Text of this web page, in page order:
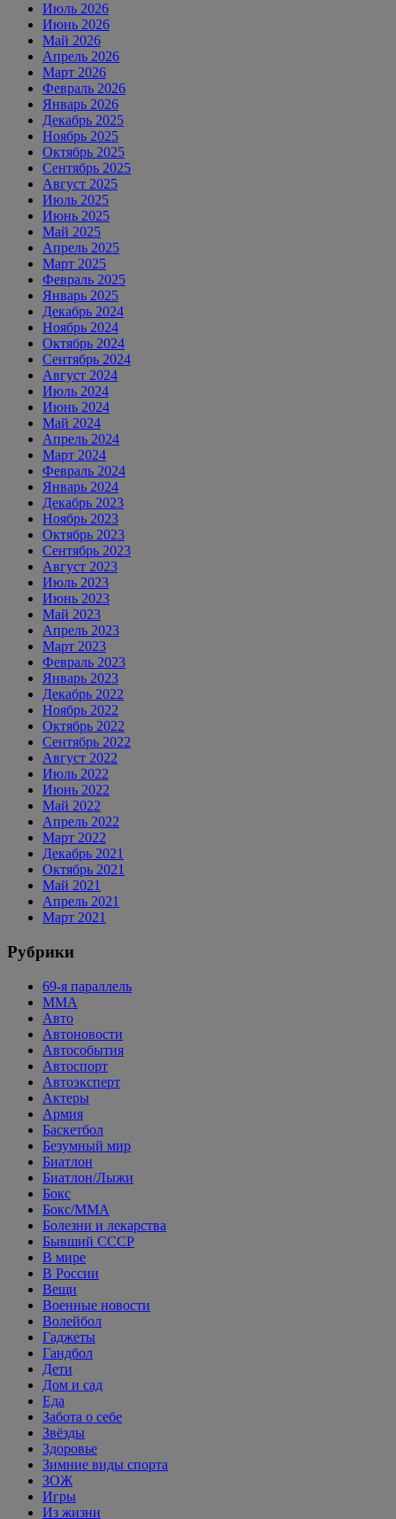
Июль 2026
Июнь 2026
Май 2026
Апрель 2026
Март 2026
Февраль 2026
Январь 2026
Декабрь 2025
Ноябрь 2025
Октябрь 2025
Сентябрь 2025
Август 2025
Июль 2025
Июнь 2025
Май 2025
Апрель 2025
Март 2025
Февраль 2025
Январь 2025
Декабрь 2024
Ноябрь 2024
Октябрь 2024
Сентябрь 2024
Август 2024
Июль 2024
Июнь 2024
Май 2024
Апрель 2024
Март 2024
Февраль 2024
Январь 2024
Декабрь 2023
Ноябрь 2023
Октябрь 2023
Сентябрь 2023
Август 2023
Июль 2023
Июнь 2023
Май 2023
Апрель 2023
Март 2023
Февраль 2023
Январь 2023
Декабрь 2022
Ноябрь 2022
Октябрь 2022
Сентябрь 2022
Август 2022
Июль 2022
Июнь 2022
Май 2022
Апрель 2022
Март 2022
Декабрь 2021
Октябрь 2021
Май 2021
Апрель 2021
Март 2021
Рубрики
69-я параллель
MMA
Авто
Автоновости
Автособытия
Автоспорт
Автоэксперт
Актеры
Армия
Баскетбол
Безумный мир
Биатлон
Биатлон/Лыжи
Бокс
Бокс/MMA
Болезни и лекарства
Бывший СССР
В мире
В России
Вещи
Военные новости
Волейбол
Гаджеты
Гандбол
Дети
Дом и сад
Еда
Забота о себе
Звёзды
Здоровье
Зимние виды спорта
ЗОЖ
Игры
Из жизни